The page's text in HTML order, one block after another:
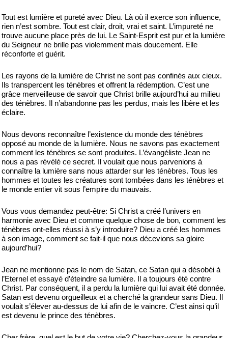
Tout est lumière et pureté avec Dieu. Là où il exerce son influence,
rien n’est sombre. Tout est clair, droit, vrai et saint. L’impureté ne
trouve aucune place près de lui. Le Saint-Esprit est pur et la lumière
du Seigneur ne brille pas violemment mais doucement. Elle
réconforte et guérit.
Les rayons de la lumière de Christ ne sont pas confinés aux cieux.
Ils transpercent les ténèbres et offrent la rédemption. C’est une
grâce merveilleuse de savoir que Christ brille aujourd’hui au milieu
des ténèbres. Il n’abandonne pas les perdus, mais les libère et les
éclaire.
Nous devons reconnaître l’existence du monde des ténèbres
opposé au monde de la lumière. Nous ne savons pas exactement
comment les ténèbres se sont produites. L’évangéliste Jean ne
nous a pas révélé ce secret. Il voulait que nous parvenions à
connaître la lumière sans nous attarder sur les ténèbres. Tous les
hommes et toutes les créatures sont tombées dans les ténèbres et
le monde entier vit sous l’empire du mauvais.
Vous vous demandez peut-être: Si Christ a créé l’univers en
harmonie avec Dieu et comme quelque chose de bon, comment les
ténèbres ont-elles réussi à s’y introduire? Dieu a créé les hommes
à son image, comment se fait-il que nous décevions sa gloire
aujourd’hui?
Jean ne mentionne pas le nom de Satan, ce Satan qui a désobéi à
l’Eternel et essayé d’éteindre sa lumière. Il a toujours été contre
Christ. Par conséquent, il a perdu la lumière qui lui avait été donnée.
Satan est devenu orgueilleux et a cherché la grandeur sans Dieu. Il
voulait s’élever au-dessus de lui afin de le vaincre. C’est ainsi qu’il
est devenu le prince des ténèbres.